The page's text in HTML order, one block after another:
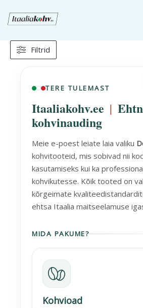
sisu
juurde
Filtrid
TERE TULEMAST
Itaaliakohv.ee |
kohvinauding
Meie e-poest leiate laia valiku
kohvitooteid, mis sobivad nii
kasutamiseks kui ka
kohvikutesse. Kõik tooted on
kõrgeimate
ehtsa Itaalia maitseelamuse
MIDA PAKUME?
Kohvioad
järgi